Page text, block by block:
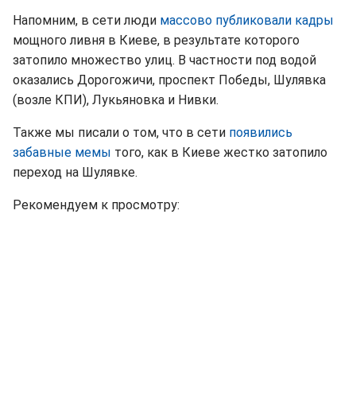
Напомним, в сети люди массово публиковали кадры
мощного ливня в Киеве, в результате которого
затопило множество улиц. В частности под водой
оказались Дорогожичи, проспект Победы, Шулявка
(возле КПИ), Лукьяновка и Нивки.
Также мы писали о том, что в сети появились
забавные мемы того, как в Киеве жестко затопило
переход на Шулявке.
Рекомендуем к просмотру: